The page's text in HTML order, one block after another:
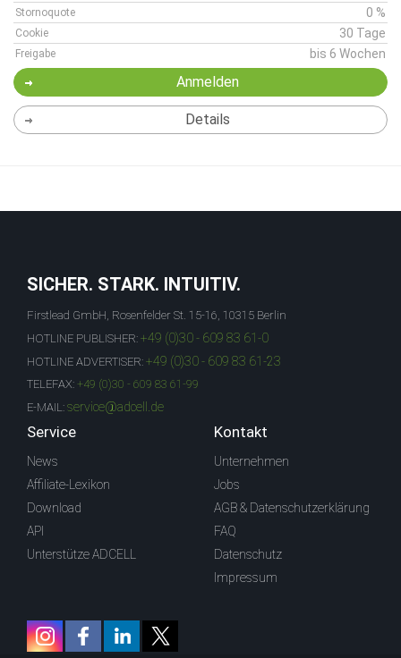
Stornoquote 0 %
Cookie 30 Tage
Freigabe bis 6 Wochen
Anmelden
Details
SICHER. STARK. INTUITIV.
Firstlead GmbH, Rosenfelder St. 15-16, 10315 Berlin
HOTLINE PUBLISHER: +49 (0)30 - 609 83 61-0
HOTLINE ADVERTISER: +49 (0)30 - 609 83 61-23
TELEFAX: +49 (0)30 - 609 83 61-99
E-MAIL: service@adcell.de
Service
News
Affiliate-Lexikon
Download
API
Unterstütze ADCELL
Kontakt
Unternehmen
Jobs
AGB & Datenschutzerklärung
FAQ
Datenschutz
Impressum